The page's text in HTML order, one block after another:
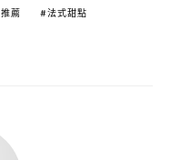
推薦
法式甜點